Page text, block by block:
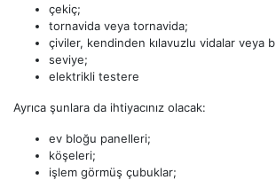
çekiç;
tornavida veya tornavida;
çiviler, kendinden kılavuzlu vidalar veya
seviye;
elektrikli testere
Ayrıca şunlara da ihtiyacınız olacak:
ev bloğu panelleri;
köşeleri;
işlem görmüş çubuklar;